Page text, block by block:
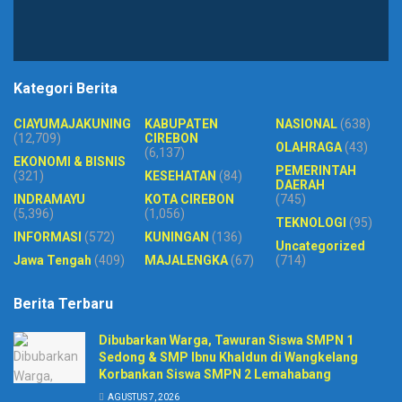
Kategori Berita
CIAYUMAJAKUNING
(12,709)
EKONOMI & BISNIS
(321)
INDRAMAYU
(5,396)
INFORMASI (572)
Jawa Tengah (409)
KABUPATEN
CIREBON
(6,137)
KESEHATAN (84)
KOTA CIREBON
(1,056)
KUNINGAN (136)
MAJALENGKA(67)
NASIONAL(638)
OLAHRAGA(43)
PEMERINTAH
DAERAH
(745)
TEKNOLOGI (95)
Uncategorized
(714)
Berita Terbaru
Dibubarkan Warga, Tawuran Siswa SMPN 1
Sedong & SMP Ibnu Khaldun di Wangkelang
Korbankan Siswa SMPN 2 Lemahabang
AGUSTUS 7, 2026